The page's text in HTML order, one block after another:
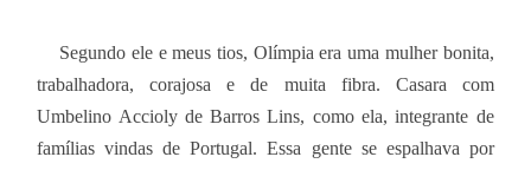
Segundo ele e meus tios, Olímpia era uma mulher bonita,
trabalhadora, corajosa e de muita fibra. Casara com
Umbelino Accioly de Barros Lins, como ela, integrante de
famílias vindas de Portugal. Essa gente se espalhava por